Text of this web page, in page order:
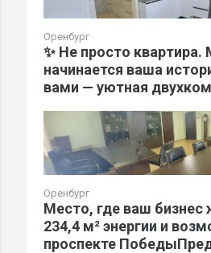
Оренбург
✨ Не просто квартира.
начинается ваша
вами — уютная
Оренбург
Место, где ваш бизнес
234,4 м² энергии и
проспекте